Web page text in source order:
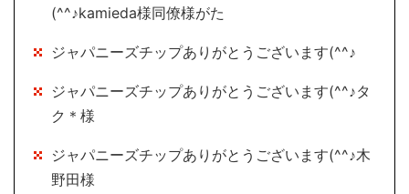
(^^♪kamieda様同僚様がた
ジャパニーズチップありがとうございます(^^♪
ジャパニーズチップありがとうございます(^^♪タ
ク＊様
ジャパニーズチップありがとうございます(^^♪木
野田様